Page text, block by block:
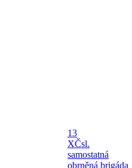
13
XČsl.
samostatná
obrněná brigáda